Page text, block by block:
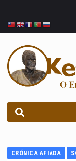
CRÓNICA AFIADA
PROCURAR